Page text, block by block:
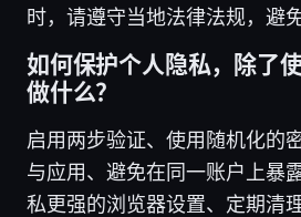
时，请遵守当地法律法规，避
如何保护个人隐私，除了
做什么？
启用两步验证、使用随机化的
与应用、避免在同一账户上暴
私更强的浏览器设置、定期清